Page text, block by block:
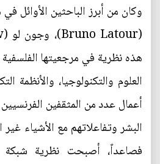
وكان من أبرز الباحثين الأوائل
هذه نظرية في مرجعيتها
العلوم والتكنولوجيا، والأنظمة
أعمال عدد من المثقفين
البشر وتفاعلاتهم مع الأشياء
فصاعداً، أصبحت نظرية شبكة